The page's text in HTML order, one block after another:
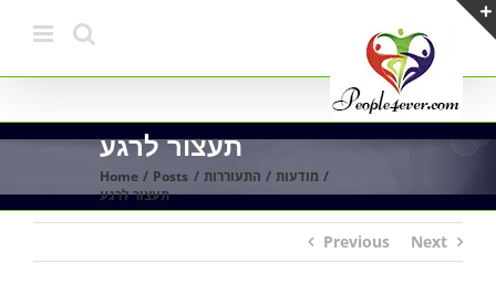
content
תעצור לרגע
Home Posts התעוררות
מודעות
תעצור לרגע
Previous Next